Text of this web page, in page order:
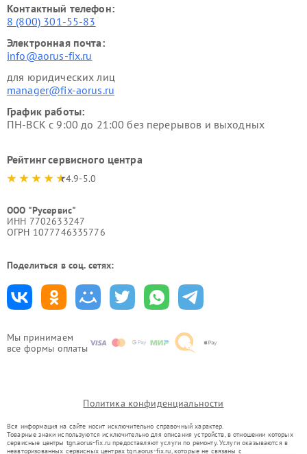
Мы принимаем
все формы оплаты
Контактный телефон:
8 (800) 301-55-83
Электронная почта:
info@aorus-fix.ru
для юридических лиц
manager@fix-aorus.ru
График работы:
ПН-ВСК с 9:00 до 21:00 без перерывов и выходных
Рейтинг сервисного центра
4.9-5.0
ООО "Русервис"
ИНН 7702633247
ОГРН 1077746335776
Поделиться в соц. сетях:
Политика конфиденциальности
Вся информация на сайте носит исключительно справочный характер.
Товарные знаки используются исключительно для описания устройств, в отношении которых
сервисные центры tgn.aorus-fix.ru предоставляют услуги по ремонту. Услуги оказываются в
неавторизованных сервисных центрах tgn.aorus-fix.ru, которые не связаны с